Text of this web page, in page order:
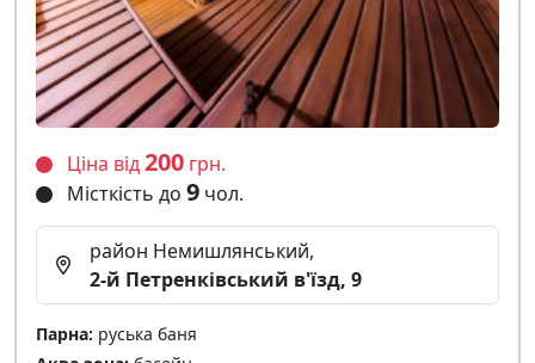
Ціна від200 грн.
Місткість до 9 чол.
район Немишлянський,
2-й Петренківський в'їзд, 9
Парна: руська баня